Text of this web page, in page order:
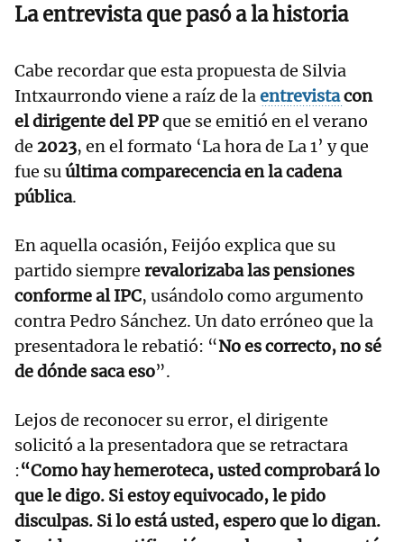
La entrevista que pasó a la historia
Cabe recordar que esta propuesta de Silvia
Intxaurrondo viene a raíz de laentrevistacon
el dirigente del PPque se emitió en el verano
de 2023, en el formato ‘La hora de La 1’ y que
fue suúltima comparecencia en la cadena
pública.
En aquella ocasión, Feijóo explica que su
partido siempre revalorizaba las pensiones
conforme al IPC, usándolo como argumento
contra Pedro Sánchez. Un dato erróneo que la
presentadora le rebatió: “No es correcto, no sé
de dónde saca eso”.
Lejos de reconocer su error, el dirigente
solicitó a la presentadora que se retractara
:“Como hay hemeroteca, usted comprobará lo
que le digo. Si estoy equivocado, le pido
disculpas. Si lo está usted, espero que lo digan.